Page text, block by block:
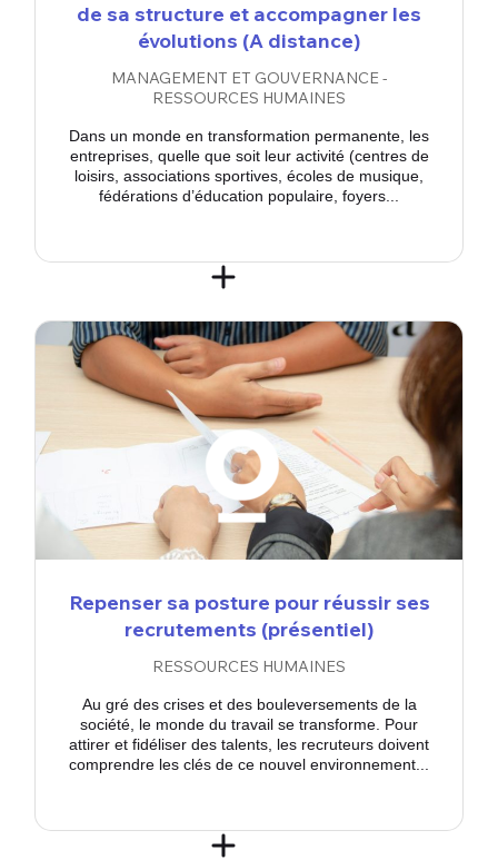
de sa structure et accompagner les
évolutions (A distance)
MANAGEMENT ET GOUVERNANCE -
RESSOURCES HUMAINES
Dans un monde en transformation permanente, les
entreprises, quelle que soit leur activité (centres de
loisirs, associations sportives, écoles de musique,
fédérations d’éducation populaire, foyers...
Repenser sa posture pour réussir ses
recrutements (présentiel)
RESSOURCES HUMAINES
Au gré des crises et des bouleversements de la
société, le monde du travail se transforme. Pour
attirer et fidéliser des talents, les recruteurs doivent
comprendre les clés de ce nouvel environnement...